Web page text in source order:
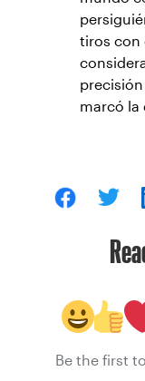
tiros con
marcó la
Be the first